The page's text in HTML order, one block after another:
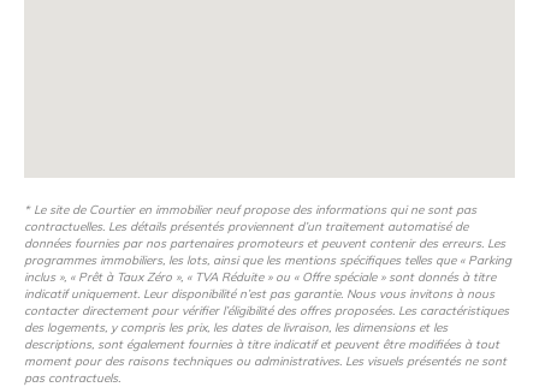
* Le site de Courtier en immobilier neuf propose des informations qui ne sont pas
contractuelles. Les détails présentés proviennent d’un traitement automatisé de
données fournies par nos partenaires promoteurs et peuvent contenir des erreurs. Les
programmes immobiliers, les lots, ainsi que les mentions spécifiques telles que « Parking
inclus », « Prêt à Taux Zéro », « TVA Réduite » ou « Offre spéciale » sont donnés à titre
indicatif uniquement. Leur disponibilité n’est pas garantie. Nous vous invitons à nous
contacter directement pour vérifier l’éligibilité des offres proposées. Les caractéristiques
des logements, y compris les prix, les dates de livraison, les dimensions et les
descriptions, sont également fournies à titre indicatif et peuvent être modifiées à tout
moment pour des raisons techniques ou administratives. Les visuels présentés ne sont
pas contractuels.